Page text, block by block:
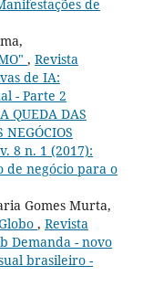
de
, Revista
de IA:
- Parte 2
QUEDA DAS
NEGÓCIOS
8 n. 1 (2017):
de negócio para o
Gomes Murta,
, Revista
Demanda - novo
brasileiro -